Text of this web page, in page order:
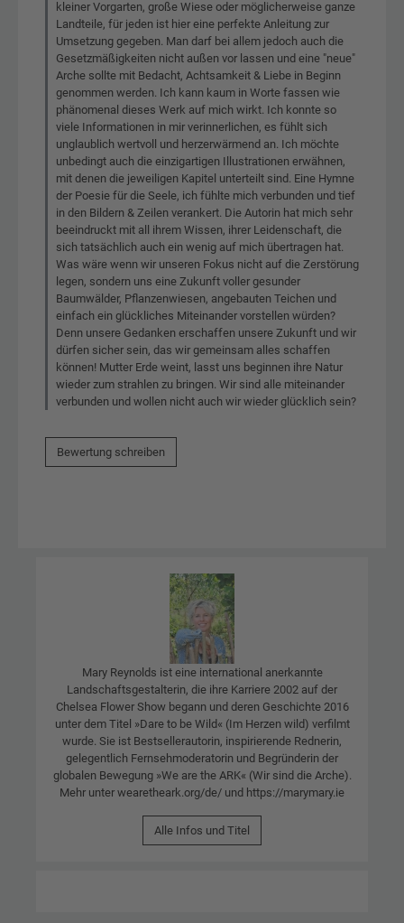
kleiner Vorgarten, große Wiese oder möglicherweise ganze
Landteile, für jeden ist hier eine perfekte Anleitung zur
Umsetzung gegeben. Man darf bei allem jedoch auch die
Gesetzmäßigkeiten nicht außen vor lassen und eine "neue"
Arche sollte mit Bedacht, Achtsamkeit & Liebe in Beginn
genommen werden. Ich kann kaum in Worte fassen wie
phänomenal dieses Werk auf mich wirkt. Ich konnte so
viele Informationen in mir verinnerlichen, es fühlt sich
unglaublich wertvoll und herzerwärmend an. Ich möchte
unbedingt auch die einzigartigen Illustrationen erwähnen,
mit denen die jeweiligen Kapitel unterteilt sind. Eine Hymne
der Poesie für die Seele, ich fühlte mich verbunden und tief
in den Bildern & Zeilen verankert. Die Autorin hat mich sehr
beeindruckt mit all ihrem Wissen, ihrer Leidenschaft, die
sich tatsächlich auch ein wenig auf mich übertragen hat.
Was wäre wenn wir unseren Fokus nicht auf die Zerstörung
legen, sondern uns eine Zukunft voller gesunder
Baumwälder, Pflanzenwiesen, angebauten Teichen und
einfach ein glückliches Miteinander vorstellen würden?
Denn unsere Gedanken erschaffen unsere Zukunft und wir
dürfen sicher sein, das wir gemeinsam alles schaffen
können! Mutter Erde weint, lasst uns beginnen ihre Natur
wieder zum strahlen zu bringen. Wir sind alle miteinander
verbunden und wollen nicht auch wir wieder glücklich sein?
Bewertung schreiben
Mary Reynolds ist eine international anerkannte
Landschaftsgestalterin, die ihre Karriere 2002 auf der
Chelsea Flower Show begann und deren Geschichte 2016
unter dem Titel »Dare to be Wild« (Im Herzen wild) verfilmt
wurde. Sie ist Bestsellerautorin, inspirierende Rednerin,
gelegentlich Fernsehmoderatorin und Begründerin der
globalen Bewegung »We are the ARK« (Wir sind die Arche).
Mehr unter wearetheark.org/de/ und https://marymary.ie
Alle Infos und Titel